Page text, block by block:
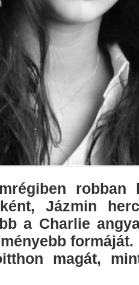
robban
Jázmin
a Charlie
magát,